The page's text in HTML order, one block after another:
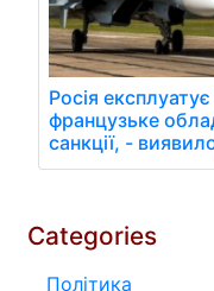
Росія
французьке
санкції, -
Categories
Політика